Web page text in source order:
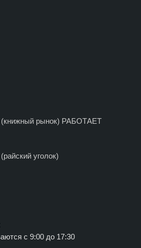
(книжный рынок) РАБОТАЕТ
уголок)
с 9:00 до 17:30